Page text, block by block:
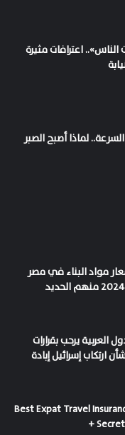
الناس».. اعترافات مثيرة
لماذا أصبح الصبر
مواد البناء في مصر
اليوم الأربعاء 27 مارس 2024 منهم الحديد
العربية يرحب بقرارات
ارتكاب إسرائيل إبادة
Best Expat Travel
+